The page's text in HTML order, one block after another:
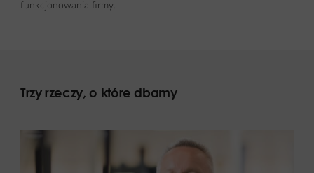
funkcjonowania firmy.
Trzy rzeczy, o które dbamy